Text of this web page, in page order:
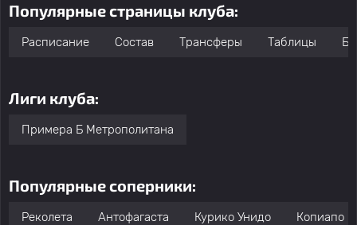
Популярные страницы клуба:
Расписание Состав Трансферы Таблицы
Лиги клуба:
Примера Б Метрополитана
Популярные соперники:
Реколета Антофагаста Курико Унидо Копиапо